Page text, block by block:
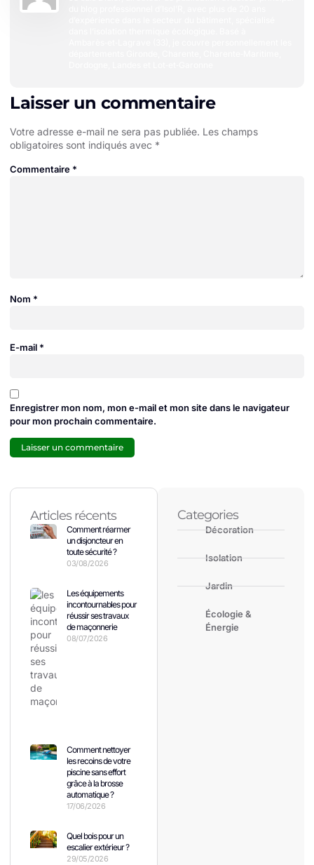
Laisser un commentaire
Votre adresse e-mail ne sera pas publiée. Les champs
obligatoires sont indiqués avec *
Commentaire *
Nom *
E-mail *
Enregistrer mon nom, mon e-mail et mon site dans le navigateur
pour mon prochain commentaire.
Articles récents
Comment réarmer
un disjoncteur en
toute sécurité ?
03/08/2026
Les équipements
incontournables pour
réussir ses travaux
de maçonnerie
08/07/2026
Comment nettoyer
les recoins de votre
piscine sans effort
grâce à la brosse
automatique ?
17/06/2026
Quel bois pour un
escalier extérieur ?
29/05/2026
Categories
Décoration
Isolation
Jardin
Écologie &
Énergie